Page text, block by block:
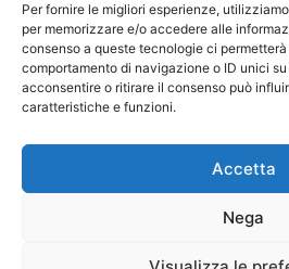
Per fornire le migliori esperienze,
per memorizzare e/o accedere alle
consenso a queste tecnologie ci
comportamento di navigazione o ID unici
acconsentire o ritirare il consenso può
caratteristiche e funzioni.
Accetta
Nega
Castaldi